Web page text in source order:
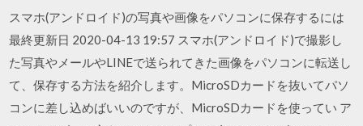
スマホ(アンドロイド)の写真や画像をパソコンに保存するには
最終更新日 2020-04-13 19:57 スマホ(アンドロイド)で撮影し
た写真やメールやLINEで送られてきた画像をパソコンに転送し
て、保存する方法を紹介します。MicroSDカードを抜いてパソ
コンに差し込めばいいのですが、MicroSDカードを使ってい ア